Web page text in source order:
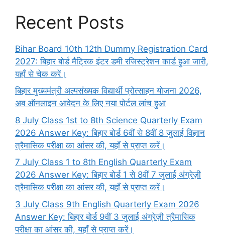
Recent Posts
Bihar Board 10th 12th Dummy Registration Card
2027: बिहार बोर्ड मैट्रिक इंटर डमी रजिस्ट्रेशन कार्ड हुआ जारी,
यहाँ से चेक करें।
बिहार मुख्यमंत्री अल्पसंख्यक विद्यार्थी प्रोत्साहन योजना 2026,
अब ऑनलाइन आवेदन के लिए नया पोर्टल लांच हुआ
8 July Class 1st to 8th Science Quarterly Exam
2026 Answer Key: बिहार बोर्ड 6वीं से 8वीं 8 जुलाई विज्ञान
त्रैमासिक परीक्षा का आंसर की, यहाँ से प्राप्त करें।
7 July Class 1 to 8th English Quarterly Exam
2026 Answer Key: बिहार बोर्ड 1 से 8वीं 7 जुलाई अंग्रेज़ी
त्रैमासिक परीक्षा का आंसर की, यहाँ से प्राप्त करें।
3 July Class 9th English Quarterly Exam 2026
Answer Key: बिहार बोर्ड 9वीं 3 जुलाई अंग्रेज़ी त्रैमासिक
परीक्षा का आंसर की, यहाँ से प्राप्त करें।